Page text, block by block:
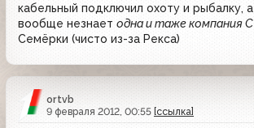
кабельный подключил охоту и рыбалку,
вообще незнает одна и таже компания
Семёрки (чисто из-за Рекса)
ortvb
9 февраля 2012, 00:55 [ссылка]